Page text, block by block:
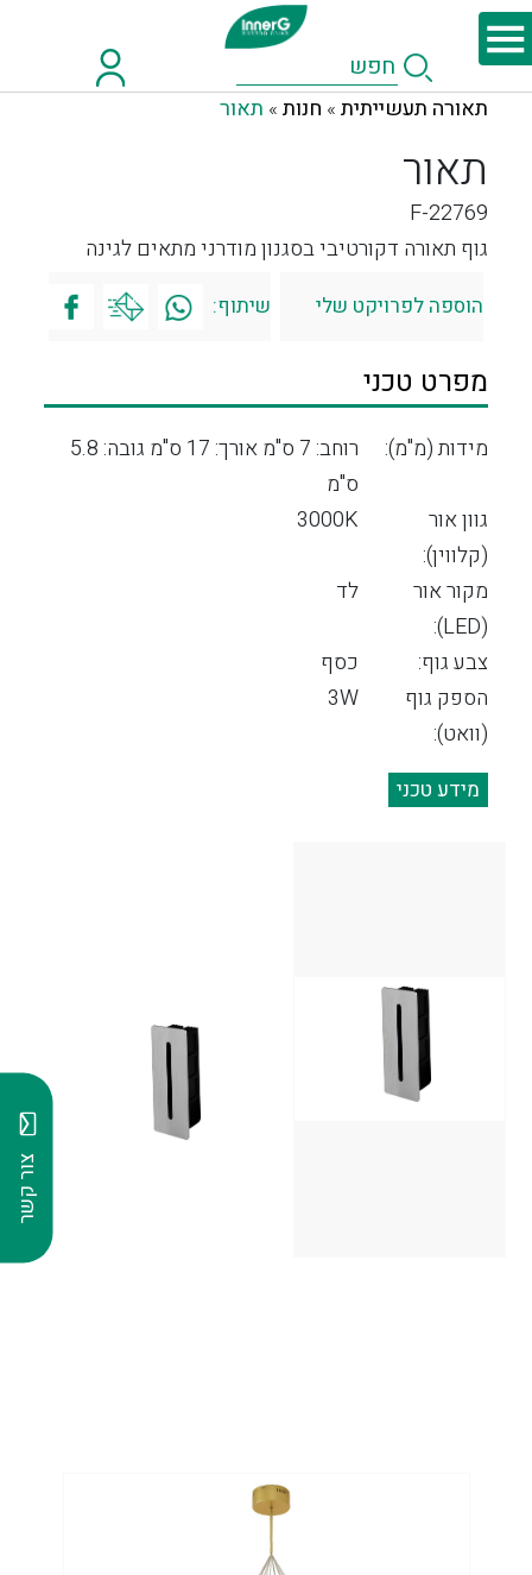
צור קשר
תאורה תעשייתית » חנות » תאור
תאור
F-22769
גוף תאורה דקורטיבי בסגנון מודרני מתאים לגינה
הוספה לפרויקט שלי שיתוף:
מפרט טכני
מידות (מ"מ):
רוחב: 7 ס"מ אורך: 17 ס"מ גובה: 5.8
ס"מ
גוון אור
(קלווין):
3000K
מקור אור
(LED):
לד
צבע גוף:
כסף
הספק גוף
(וואט):
3W
מידע טכני